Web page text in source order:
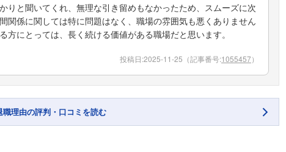
りと聞いてくれ、無理な引き留めもなかったため、スムーズに次
関係に関しては特に問題はなく、職場の雰囲気も悪くありません
にとっては、長く続ける価値がある職場だと思います。
投稿日:2025-11-25 （記事番号:1055457）
職理由の評判・口コミを読む